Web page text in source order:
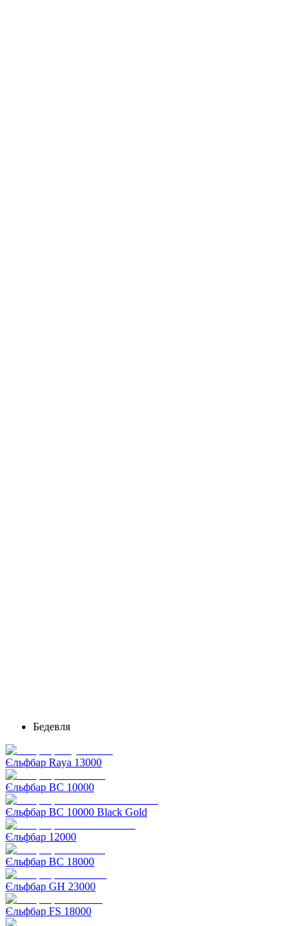
Бедевля
Єльфбар Raya 13000
Єльфбар BC 10000
Єльфбар BC 10000 Black Gold
Єльфбар 12000
Єльфбар BC 18000
Єльфбар GH 23000
Єльфбар FS 18000